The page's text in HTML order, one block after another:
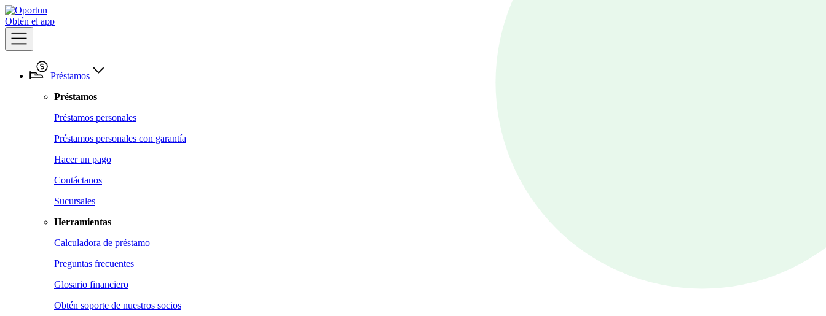
Obtén el app
Préstamos
Préstamos
Préstamos personales
Préstamos personales con garantía
Hacer un pago
Contáctanos
Sucursales
Herramientas
Calculadora de préstamo
Preguntas frecuentes
Glosario financiero
Obtén soporte de nuestros socios